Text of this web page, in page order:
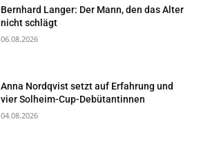
Bernhard Langer: Der Mann, den das Alter
nicht schlägt
06.08.2026
Anna Nordqvist setzt auf Erfahrung und
vier Solheim-Cup-Debütantinnen
04.08.2026